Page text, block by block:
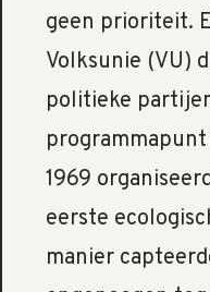
geen prioriteit.
Volksunie (VU)
politieke
1969
eerste
manier